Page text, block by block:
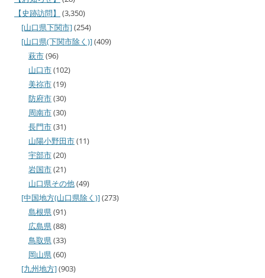
【史跡訪問】
(3,350)
[山口県下関市](254)
[山口県(下関市除く)](409)
萩市(96)
山口市(102)
美祢市(19)
防府市(30)
周南市(30)
長門市(31)
山陽小野田市(11)
宇部市(20)
岩国市(21)
山口県その他(49)
[中国地方(山口県除く)](273)
島根県(91)
広島県(88)
鳥取県(33)
岡山県(60)
[九州地方](903)